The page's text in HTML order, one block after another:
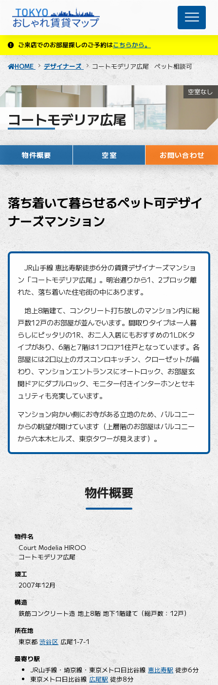
ご来店でのお部屋探しのご予約はこちらから。
HOME デザイナーズ コートモデリア広尾 ペット相談可
コートモデリア広尾
空室なし
物件概要 空室 お問い合わせ
落ち着いて暮らせるペット可デザイ
ナーズマンション
JR山手線 恵比寿駅徒歩6分の賃貸デザイナーズマンショ
ン「コートモデリア広尾」。明治通りから1、2ブロック離
れた、落ち着いた住宅街の中にあります。
地上8階建て、コンクリート打ち放しのマンション内に総
戸数12戸のお部屋が並んでいます。間取りタイプは一人暮
らしにピッタリの1R、お二人入居にもおすすめの1LDKタ
イプがあり、6階と7階は1フロア1住戸となっています。各
部屋には2口以上のガスコンロキッチン、クローゼットが備
わり、マンションエントランスにオートロック、お部屋玄
関ドアにダブルロック、モニター付きインターホンとセキ
ュリティも充実しています。
マンション向かい側にお寺がある立地のため、バルコニー
からの眺望が開けています（上層階のお部屋はバルコニー
から六本木ヒルズ、東京タワーが見えます）。
物件概要
物件名
Court Modelia HIROO
コートモデリア広尾
竣工
2007年12月
構造
鉄筋コンクリート造 地上8階 地下1階建て（総戸数：12戸）
所在地
東京都渋谷区 広尾1-7-1
最寄り駅
JR山手線・埼京線・東京メトロ日比谷線恵比寿駅 徒歩6分
東京メトロ日比谷線 広尾駅 徒歩8分